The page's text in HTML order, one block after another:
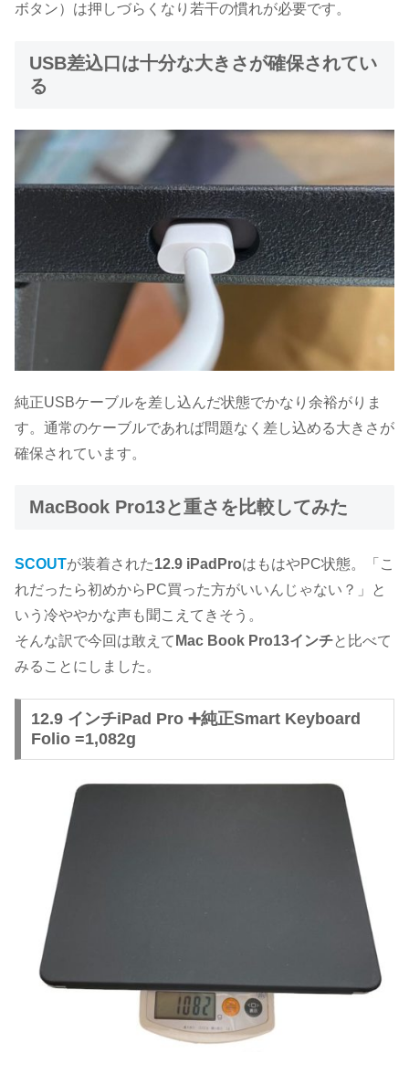
ボタン）は押しづらくなり若干の慣れが必要です。
USB差込口は十分な大きさが確保されてい
る
純正USBケーブルを差し込んだ状態でかなり余裕がりま
す。通常のケーブルであれば問題なく差し込める大きさが
確保されています。
MacBook Pro13と重さを比較してみた
SCOUTが装着された12.9 iPadProはもはやPC状態。「こ
れだったら初めからPC買った方がいいんじゃない？」と
いう冷ややかな声も聞こえてきそう。
そんな訳で今回は敢えて Mac Book Pro13インチと比べて
みることにしました。
12.9 インチiPad Pro ➕純正Smart Keyboard
Folio =1,082g